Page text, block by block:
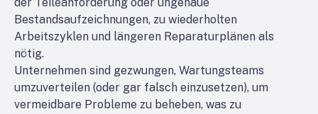
Bestandsaufzeichnungen, zu wiederholten
Arbeitszyklen und längeren Reparaturplänen als
nötig.
Unternehmen sind gezwungen, Wartungsteams
umzuverteilen (oder gar falsch einzusetzen), um
vermeidbare Probleme zu beheben, was zu